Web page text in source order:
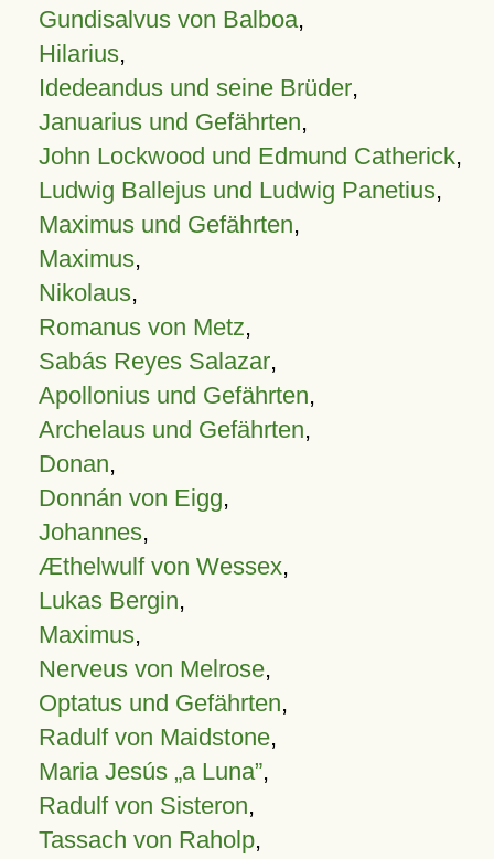
Gundisalvus von Balboa,
Hilarius,
Idedeandus und seine Brüder,
Januarius und Gefährten,
John Lockwood und Edmund Catherick,
Ludwig Ballejus und Ludwig Panetius,
Maximus und Gefährten,
Maximus,
Nikolaus,
Romanus von Metz,
Sabás Reyes Salazar,
Apollonius und Gefährten,
Archelaus und Gefährten,
Donan,
Donnán von Eigg,
Johannes,
Æthelwulf von Wessex,
Lukas Bergin,
Maximus,
Nerveus von Melrose,
Optatus und Gefährten,
Radulf von Maidstone,
Maria Jesús „a Luna”,
Radulf von Sisteron,
Tassach von Raholp,